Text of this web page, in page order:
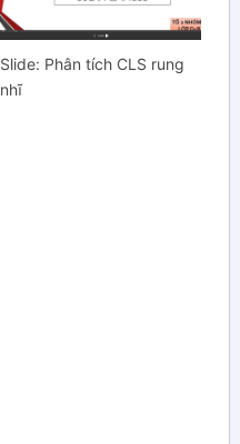
Slide: Phân tích CLS rung
nhĩ